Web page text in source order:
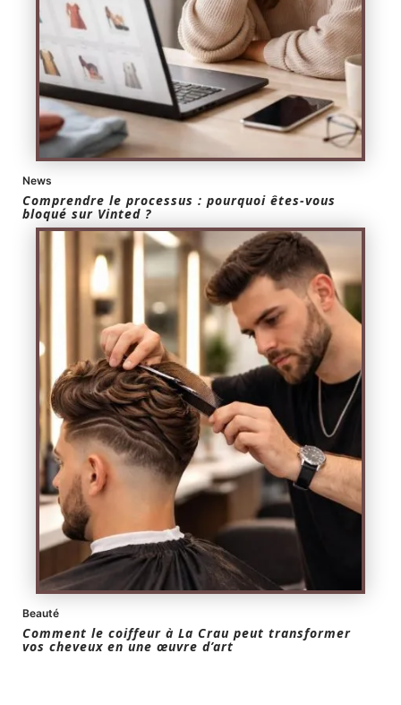
News
Comprendre le processus : pourquoi êtes-vous
bloqué sur Vinted ?
Beauté
Comment le coiffeur à La Crau peut transformer
vos cheveux en une œuvre d’art